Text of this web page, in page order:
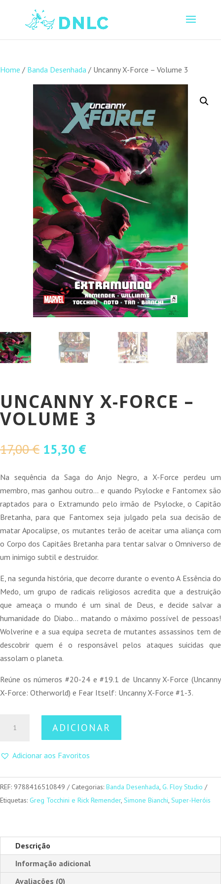
Home / Banda Desenhada / Uncanny X-Force – Volume 3
UNCANNY X-FORCE –
VOLUME 3
17,00€ O
original
era:
17,00 €.
15,30 €O
atual
é:
15,30 €.
Na sequência da Saga do Anjo Negro, a X-Force perdeu um
membro, mas ganhou outro… e quando Psylocke e Fantomex são
raptados para o Extramundo pelo irmão de Psylocke, o Capitão
Bretanha, para que Fantomex seja julgado pela sua decisão de
matar Apocalipse, os mutantes terão de aceitar uma aliança com
o Corpo dos Capitães Bretanha para tentar salvar o Omniverso de
um inimigo subtil e destruidor.
E, na segunda história, que decorre durante o evento A Essência do
Medo, um grupo de radicais religiosos acredita que a destruição
que ameaça o mundo é um sinal de Deus, e decide salvar a
humanidade do Diabo… matando o máximo possível de pessoas!
Wolverine e a sua equipa secreta de mutantes assassinos tem de
descobrir quem é o responsável pelos ataques suicidas que
assolam o planeta.
Reúne os números #20-24 e #19.1 de Uncanny X-Force (Uncanny
X-Force: Otherworld) e Fear Itself: Uncanny X-Force #1-3.
X-
-
Volume
ADICIONAR
Adicionar aos Favoritos
REF: 9788416510849 Categorias: Banda Desenhada, G. Floy Studio
Etiquetas: Greg Tocchini e Rick Remender, Simone Bianchi, Super-Heróis
Descrição
Informação adicional
Avaliações (0)